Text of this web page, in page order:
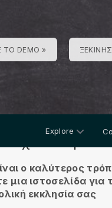
DEMO »
Explore
ο καλύτερος
μια ιστοσελίδα για
εκκλησία σας